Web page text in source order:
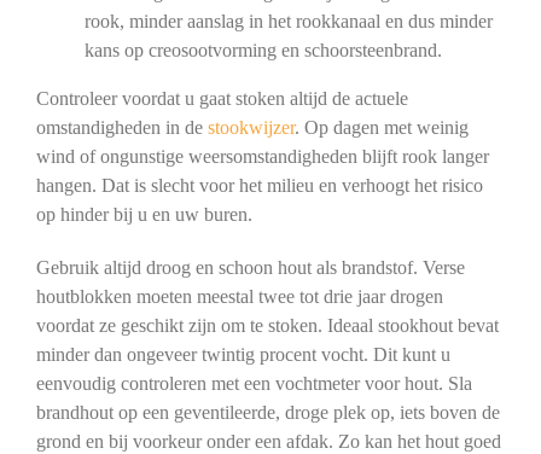
rook, minder aanslag in het rookkanaal en dus minder
kans op creosootvorming en schoorsteenbrand.
Controleer voordat u gaat stoken altijd de actuele
omstandigheden in de stookwijzer. Op dagen met weinig
wind of ongunstige weersomstandigheden blijft rook langer
hangen. Dat is slecht voor het milieu en verhoogt het risico
op hinder bij u en uw buren.
Gebruik altijd droog en schoon hout als brandstof. Verse
houtblokken moeten meestal twee tot drie jaar drogen
voordat ze geschikt zijn om te stoken. Ideaal stookhout bevat
minder dan ongeveer twintig procent vocht. Dit kunt u
eenvoudig controleren met een vochtmeter voor hout. Sla
brandhout op een geventileerde, droge plek op, iets boven de
grond en bij voorkeur onder een afdak. Zo kan het hout goed